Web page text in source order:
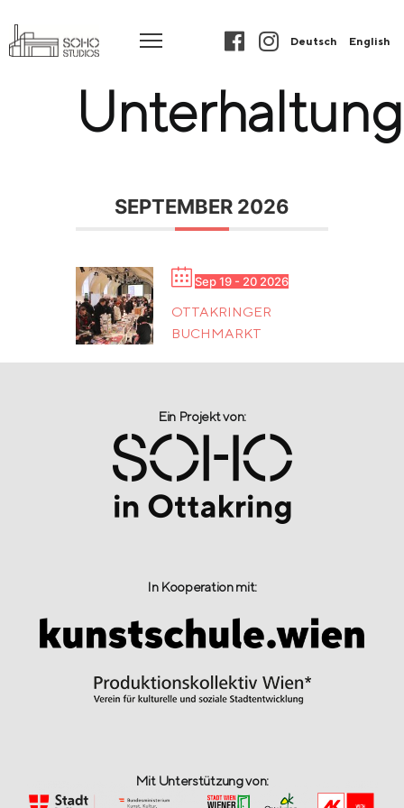
Deutsch English
Unterhaltung
SEPTEMBER 2026
Sep 19 - 20 2026
OTTAKRINGER
BUCHMARKT
Ein Projekt von:​
In Kooperation mit:
Mit Unterstützung von: